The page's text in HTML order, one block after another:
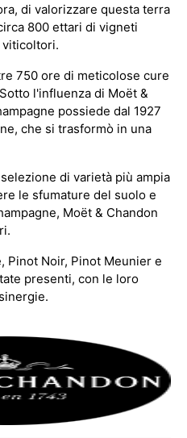
di valorizzare questa terra
800 ettari di vigneti
viticoltori.
750 ore di meticolose cure
l'influenza di Moët &
possiede dal 1927
che si trasformò in una
di varietà più ampia
le sfumature del suolo e
Moët & Chandon
Pinot Noir, Pinot Meunier e
presenti, con le loro